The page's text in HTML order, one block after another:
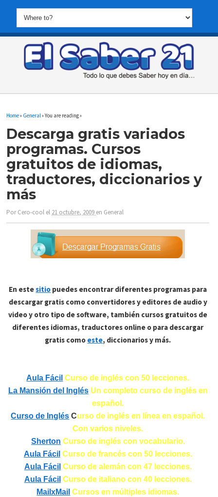
Home» General » You are reading »
Descarga gratis variados
programas. Cursos
gratuitos de idiomas,
traductores, diccionarios y
más
PorCero-cool el 21 octubre, 2009 en General
En estesitio puedes encontrar diferentes programas para
descargar gratis como convertidores y editores de audio y
video y otro tipo de software, también cursos gratuitos de
diferentes idiomas, traductores online o para descargar
gratis como este, diccionarios y más.
Aula Fácil Curso de inglés con 50 lecciones.
La Mansión del InglésUn completo curso de inglés en
español.
Curso de Inglés Curso de inglés en línea en español.
Con varios niveles.
Sherton Curso de inglés con vocabulario.
Aula Fácil Curso de francés con 50 lecciones.
Aula Fácil Curso de alemán con 47 lecciones.
Aula Fácil Curso de italiano con 40 lecciones.
MailxMail Cursos en múltiples idiomas.